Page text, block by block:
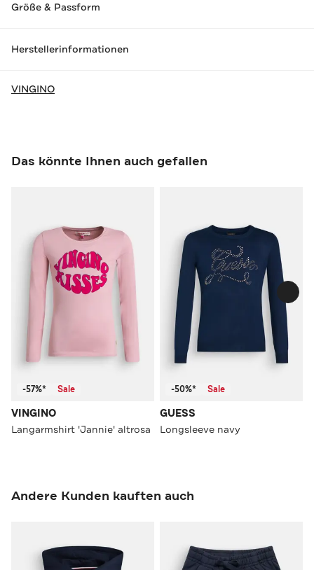
Größe & Passform
Herstellerinformationen
VINGINO
Das könnte Ihnen auch gefallen
-57%* Sale
VINGINO
Langarmshirt 'Jannie' altrosa
-50%* Sale
GUESS
Longsleeve navy
Andere Kunden kauften auch